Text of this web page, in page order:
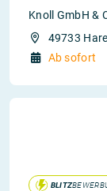
Knoll GmbH &
49733
Ab sofort
BLITZ